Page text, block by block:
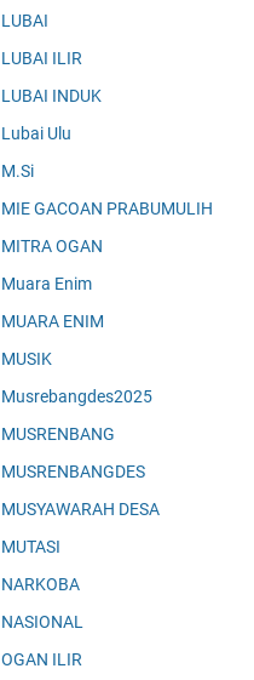
LUBAI
LUBAI ILIR
LUBAI INDUK
Lubai Ulu
M.Si
MIE GACOAN PRABUMULIH
MITRA OGAN
Muara Enim
MUARA ENIM
MUSIK
Musrebangdes2025
MUSRENBANG
MUSRENBANGDES
MUSYAWARAH DESA
MUTASI
NARKOBA
NASIONAL
OGAN ILIR